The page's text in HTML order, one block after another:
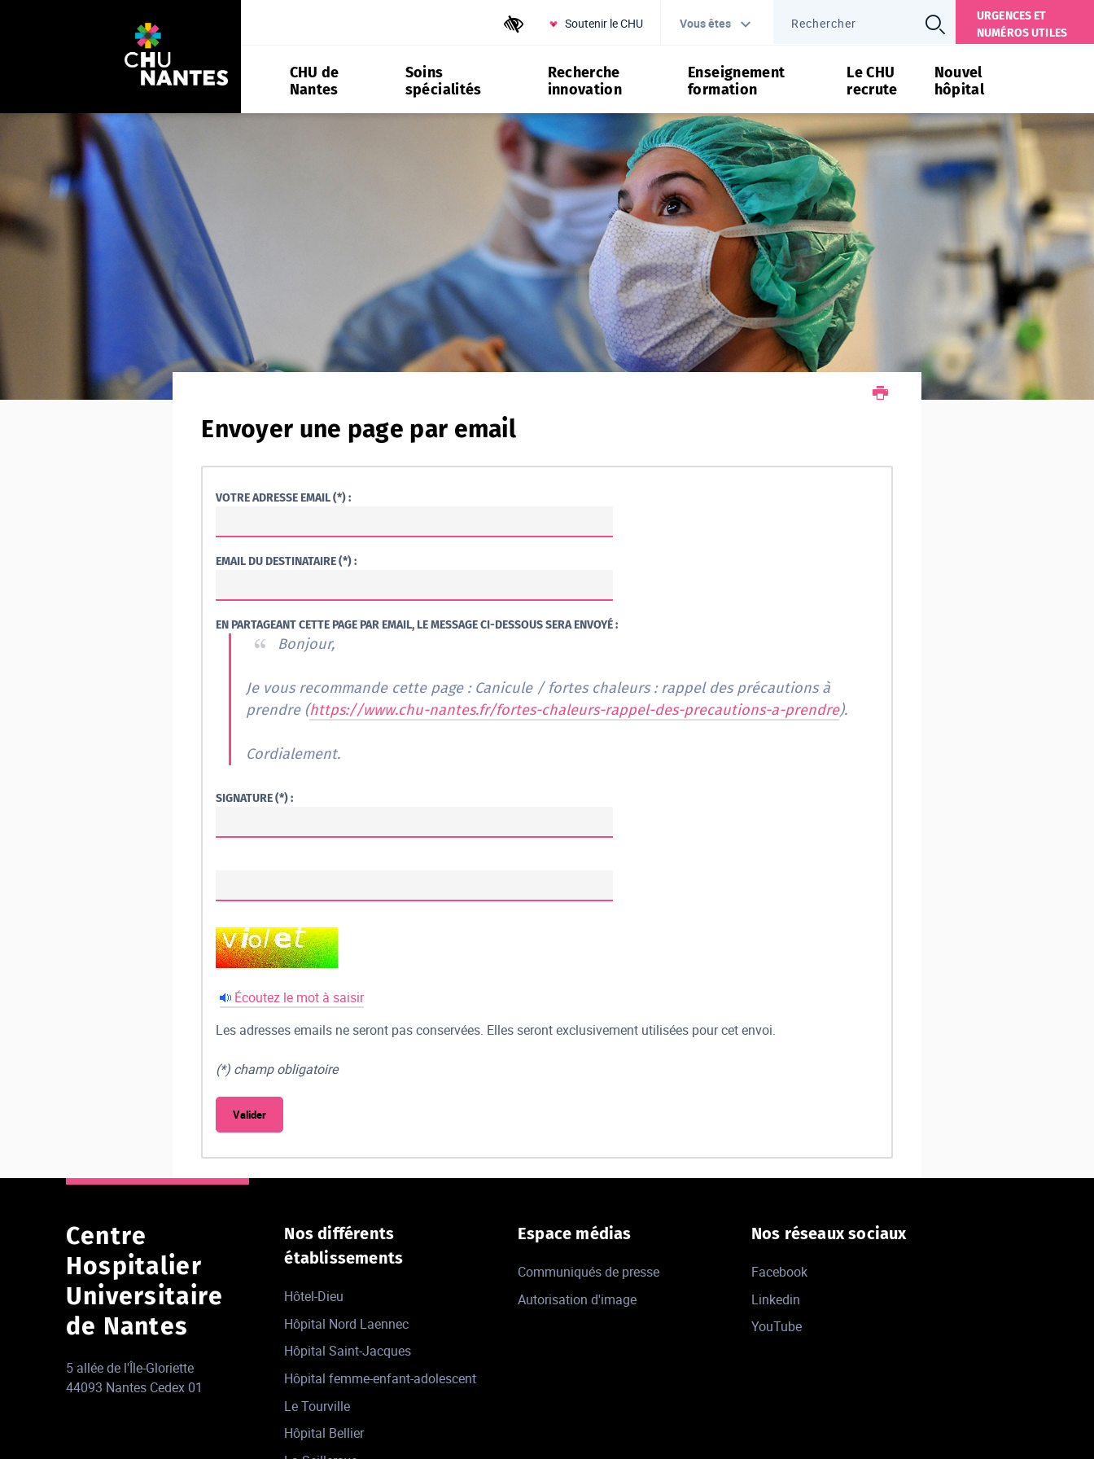
Outils d'accessibilité
Soutenir le CHU Vous êtes
URGENCES ET
NUMÉROS UTILES
CHU de
Nantes
Soins
spécialités
Recherche
innovation
Enseignement
formation
Le CHU
recrute
Nouvel
hôpital
Envoyer une page par email
VOTRE ADRESSE EMAIL (*) :
EMAIL DU DESTINATAIRE (*) :
EN PARTAGEANT CETTE PAGE PAR EMAIL, LE MESSAGE CI-DESSOUS SERA ENVOYÉ :
Bonjour,
Je vous recommande cette page : Canicule / fortes chaleurs : rappel des précautions à
prendre (https://www.chu-nantes.fr/fortes-chaleurs-rappel-des-precautions-a-prendre).
Cordialement.
SIGNATURE (*) :
Écoutez le mot à saisir
Les adresses emails ne seront pas conservées. Elles seront exclusivement utilisées pour cet envoi.
(*) champ obligatoire
Centre
Hospitalier
Universitaire
de Nantes
5 allée de l'Île-Gloriette
44093 Nantes Cedex 01
Nos différents
établissements
Hôtel-Dieu
Hôpital Nord Laennec
Hôpital Saint-Jacques
Hôpital femme-enfant-adolescent
Le Tourville
Hôpital Bellier
Espace médias
Communiqués de presse
Autorisation d'image
Nos réseaux sociaux
Facebook
Linkedin
YouTube